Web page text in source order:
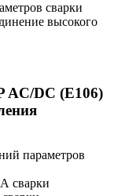
сварки
высокого
AC/DC (E106)
параметров
сварки